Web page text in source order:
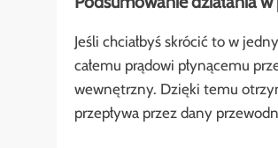
Jeśli chciałbyś skrócić to w
całemu prądowi płynącemu
wewnętrzny. Dzięki temu
przepływa przez dany